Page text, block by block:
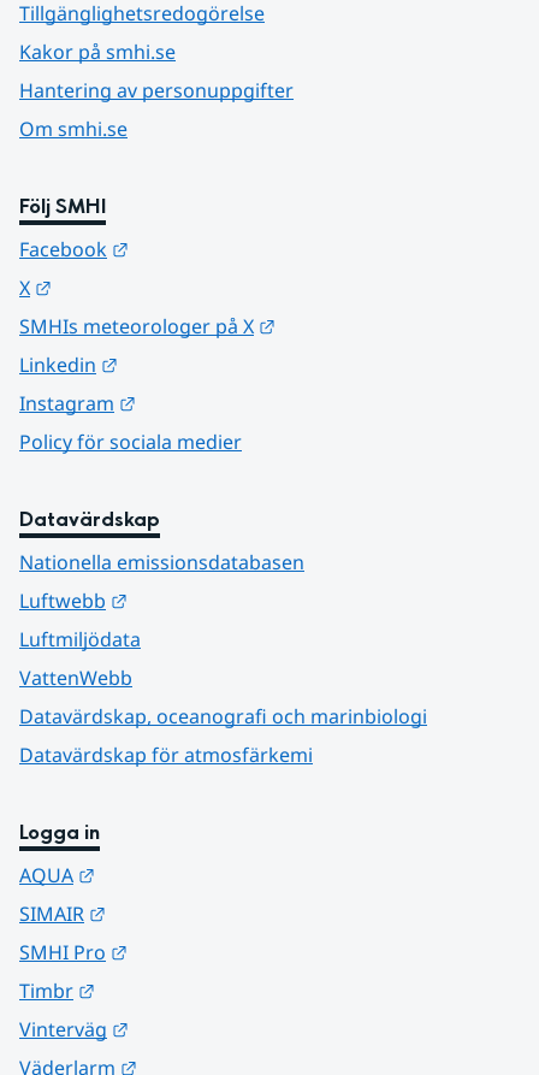
Tillgänglighetsredogörelse
Kakor på smhi.se
Hantering av personuppgifter
Om smhi.se
Följ SMHI
Facebook
X
SMHIs meteorologer på X
Linkedin
Instagram
Policy för sociala medier
Datavärdskap
Nationella emissionsdatabasen
Luftwebb
Luftmiljödata
VattenWebb
Datavärdskap, oceanografi och marinbiologi
Datavärdskap för atmosfärkemi
Logga in
AQUA
SIMAIR
SMHI Pro
Timbr
Vinterväg
Väderlarm